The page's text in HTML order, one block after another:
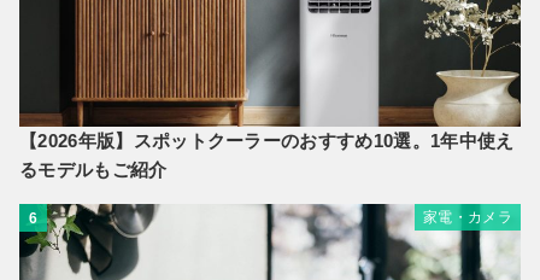
【2026年版】スポットクーラーのおすすめ10選。1年中使え
るモデルもご紹介
6 家電・カメラ